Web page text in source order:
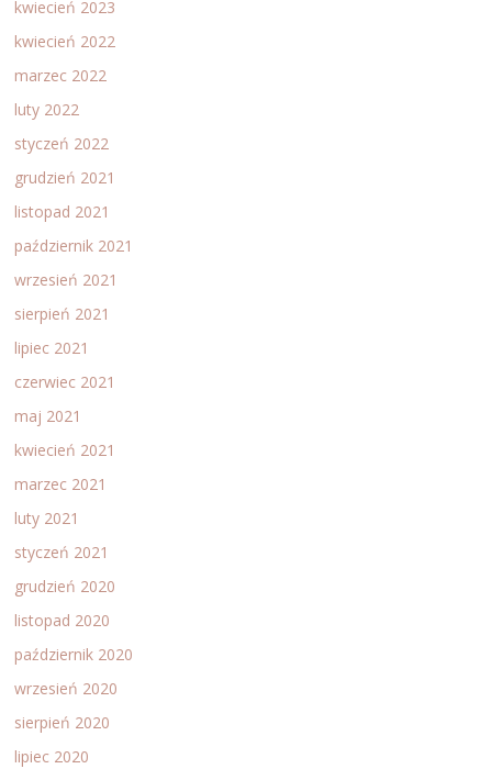
kwiecień 2023
kwiecień 2022
marzec 2022
luty 2022
styczeń 2022
grudzień 2021
listopad 2021
październik 2021
wrzesień 2021
sierpień 2021
lipiec 2021
czerwiec 2021
maj 2021
kwiecień 2021
marzec 2021
luty 2021
styczeń 2021
grudzień 2020
listopad 2020
październik 2020
wrzesień 2020
sierpień 2020
lipiec 2020